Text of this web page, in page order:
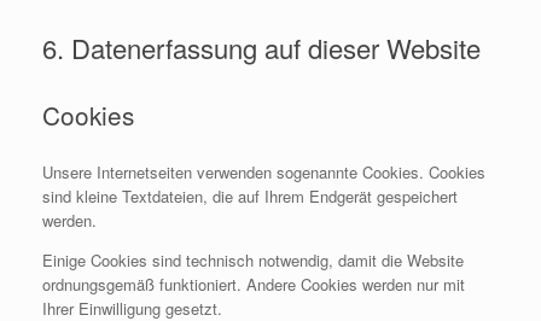
6. Datenerfassung auf dieser Website
Cookies
Unsere Internetseiten verwenden sogenannte Cookies. Cookies
sind kleine Textdateien, die auf Ihrem Endgerät gespeichert
werden.
Einige Cookies sind technisch notwendig, damit die Website
ordnungsgemäß funktioniert. Andere Cookies werden nur mit
Ihrer Einwilligung gesetzt.